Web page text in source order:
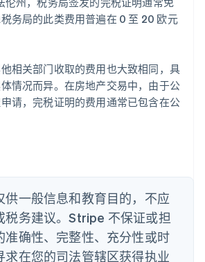
务局的此类费用普遍在 0 至 20 欧元
相关部门收取的费用也大致相同，具
情况而异。在房地产交易中，由于公
请，完税证明的费用通常已包含在公
供一般信息和教育目的，不应
税务建议。Stripe 不保证或担
准确性、完整性、充分性或时
求在您的司法管辖区获得执业